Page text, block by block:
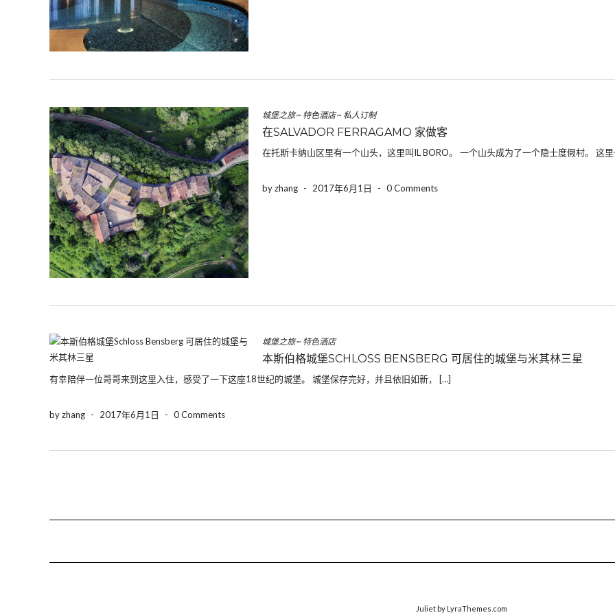
城堡之旅~ 特色酒店~ 私人订制
在SALVADOR FERRAGAMO 家做客
在托斯卡纳山区里有一个山头，这里叫IL BORO。 一个山头成为了一个隐士度假村。 这
by zhang - 2017年6月1日 - 0 Comments
城堡之旅~ 特色酒店
本斯伯格城堡SCHLOSS BENSBERG 可居住的城堡与米其林三星
有幸陪伴一位哥哥来到这里入住，感受了一下这座18世纪的城堡。 城堡保存完好，并且依旧如新， […]
by zhang - 2017年6月1日 - 0 Comments
Julietby LyraThemes.com